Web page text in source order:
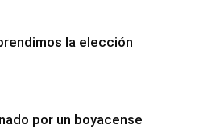
la elección
por un boyacense